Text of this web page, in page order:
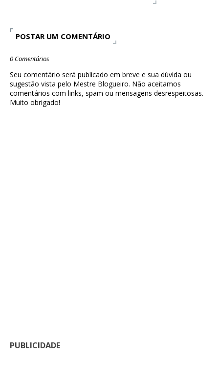
POSTAR UM COMENTÁRIO
0 Comentários
Seu comentário será publicado em breve e sua dúvida ou
sugestão vista pelo Mestre Blogueiro. Não aceitamos
comentários com links, spam ou mensagens desrespeitosas.
Muito obrigado!
PUBLICIDADE